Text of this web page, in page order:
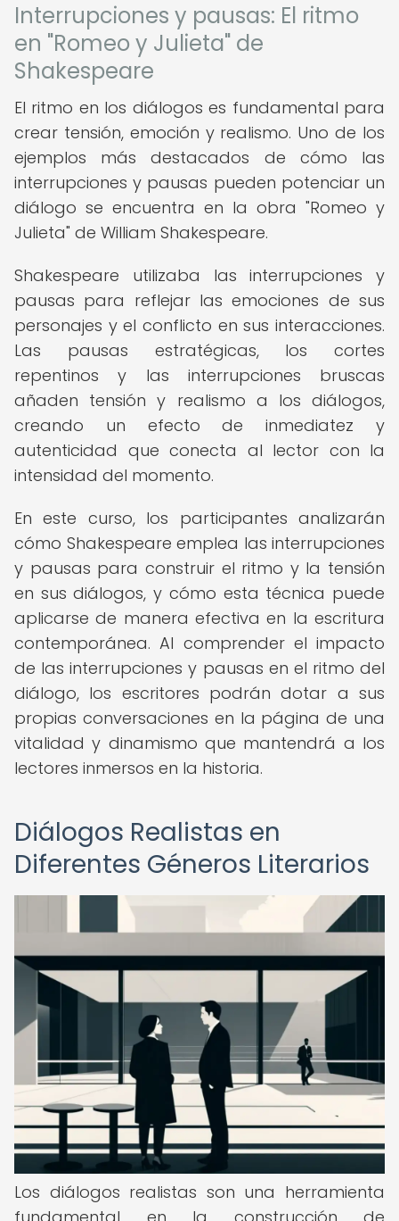
Interrupciones y pausas: El ritmo
en "Romeo y Julieta" de
Shakespeare
El ritmo en los diálogos es fundamental para
crear tensión, emoción y realismo. Uno de los
ejemplos más destacados de cómo las
interrupciones y pausas pueden potenciar un
diálogo se encuentra en la obra "Romeo y
Julieta" de William Shakespeare.
Shakespeare utilizaba las interrupciones y
pausas para reflejar las emociones de sus
personajes y el conflicto en sus interacciones.
Las pausas estratégicas, los cortes
repentinos y las interrupciones bruscas
añaden tensión y realismo a los diálogos,
creando un efecto de inmediatez y
autenticidad que conecta al lector con la
intensidad del momento.
En este curso, los participantes analizarán
cómo Shakespeare emplea las interrupciones
y pausas para construir el ritmo y la tensión
en sus diálogos, y cómo esta técnica puede
aplicarse de manera efectiva en la escritura
contemporánea. Al comprender el impacto
de las interrupciones y pausas en el ritmo del
diálogo, los escritores podrán dotar a sus
propias conversaciones en la página de una
vitalidad y dinamismo que mantendrá a los
lectores inmersos en la historia.
Diálogos Realistas en
Diferentes Géneros Literarios
Los diálogos realistas son una herramienta